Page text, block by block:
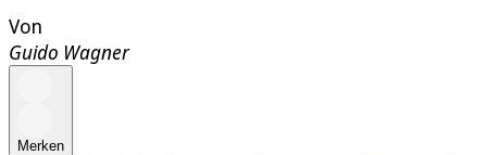
Von
Guido Wagner
Merken